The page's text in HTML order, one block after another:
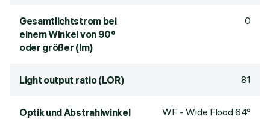
Gesamtlichtstrom bei
einem Winkel von 90°
oder größer (lm)
0
Light output ratio (LOR) 81
Optik und Abstrahlwinkel WF - Wide Flood 64°